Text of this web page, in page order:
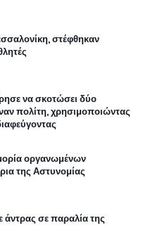
στέφθηκαν
να σκοτώσει δύο
πολίτη, χρησιμοποιώντας
οργανωμένων
της Αστυνομίας
άντρας σε παραλία της